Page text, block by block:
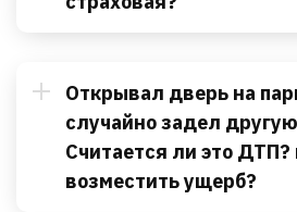
Открывал дверь на
случайно задел
Считается ли это
возместить ущерб?